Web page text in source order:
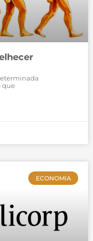
que
ECONOMIA